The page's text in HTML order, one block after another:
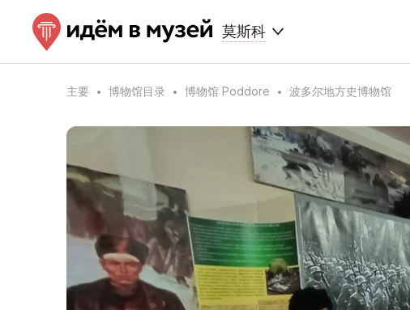
莫斯科
主要 博物馆目录 博物馆 Poddore 波多尔地方史博物馆